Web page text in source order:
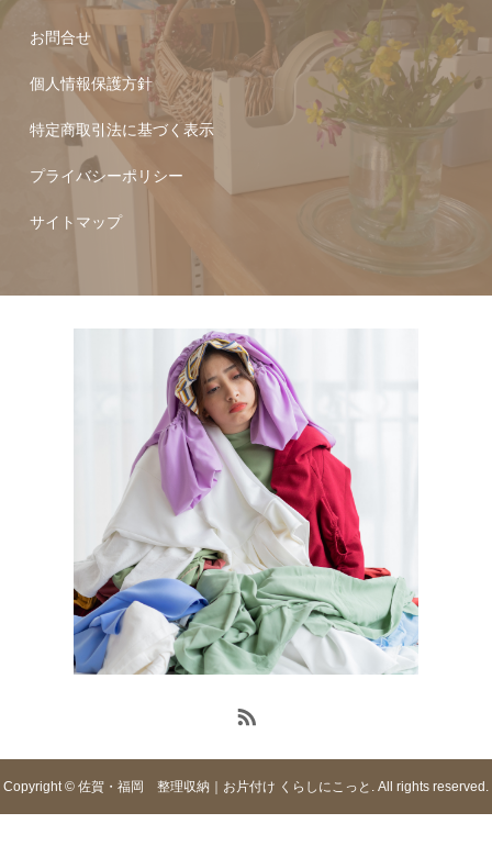
お問合せ
個人情報保護方針
特定商取引法に基づく表示
プライバシーポリシー
サイトマップ
Copyright © 佐賀・福岡 整理収納｜お片付け くらしにこっと. All rights reserved.